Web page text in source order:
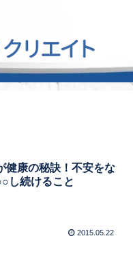
健康の秘訣！不安をな
し続けること
2015.05.22